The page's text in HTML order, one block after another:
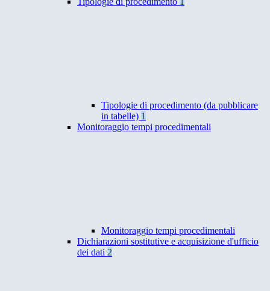
Tipologie di procedimento (da pubblicare
in tabelle) 1
Monitoraggio tempi procedimentali
Monitoraggio tempi procedimentali
Dichiarazioni sostitutive e acquisizione d'ufficio
dei dati 2